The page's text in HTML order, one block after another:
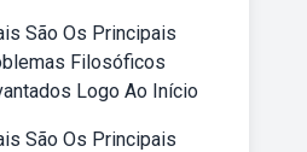
São Os Principais
Filosóficos
Logo Ao Início
São Os Principais